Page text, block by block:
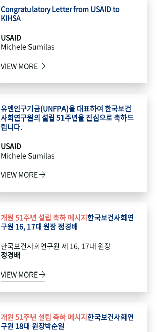
Congratulatory Letter from USAID to
KIHSA
USAID
Michele Sumilas
VIEW MORE
유엔인구기금(UNFPA)을 대표하여 한국보건
사회연구원의 설립 51주년을 진심으로 축하드
립니다.
USAID
Michele Sumilas
VIEW MORE
개원 51주년 설립 축하 메시지한국보건사회연
구원 16, 17대 원장 정경배
한국보건사회연구원 제 16, 17대 원장
정경배
VIEW MORE
개원 51주년 설립 축하 메시지한국보건사회연
구원 18대 원장박순일